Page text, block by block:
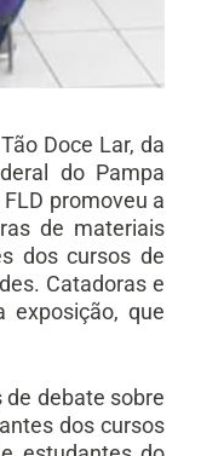
Doce Lar, da
do Pampa
promoveu a
de materiais
dos cursos de
Catadoras e
exposição, que
de debate sobre
dos cursos